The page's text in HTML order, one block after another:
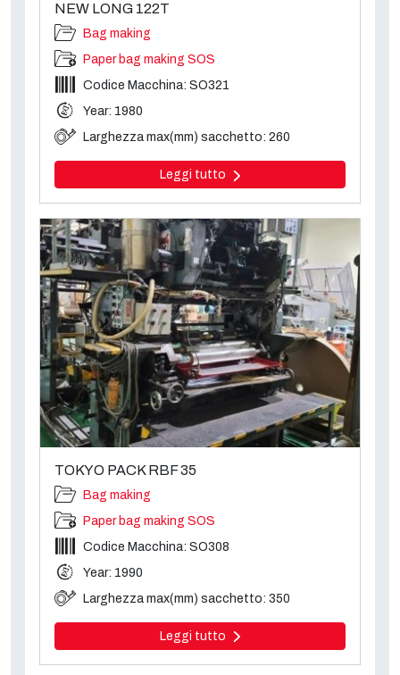
NEW LONG 122T
Bag making
Paper bag making SOS
Codice Macchina: SO321
Year: 1980
Larghezza max(mm) sacchetto: 260
Leggi tutto
TOKYO PACK RBF 35
Bag making
Paper bag making SOS
Codice Macchina: SO308
Year: 1990
Larghezza max(mm) sacchetto: 350
Leggi tutto